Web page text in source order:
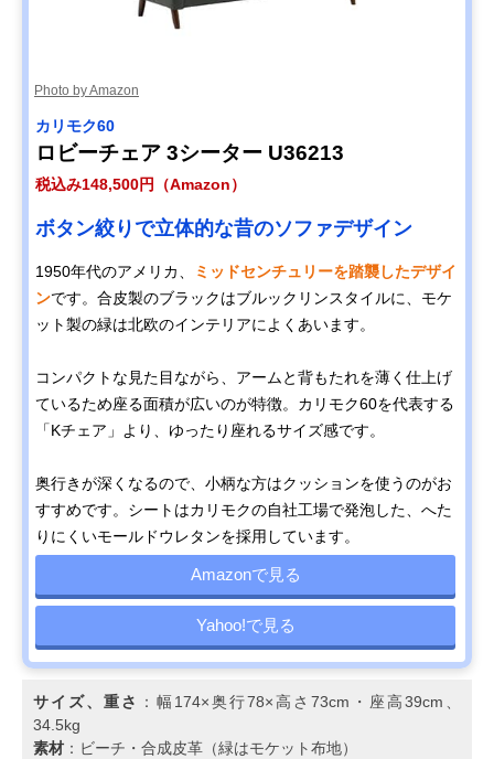
Photo by Amazon
カリモク60
ロビーチェア 3シーター U36213
税込み148,500円（Amazon）
ボタン絞りで立体的な昔のソファデザイン
1950年代のアメリカ、
ミッドセンチュリーを踏襲したデザイ
ンです。合皮製のブラックはブルックリンスタイルに、モケ
ット製の緑は北欧のインテリアによくあいます。
コンパクトな見た目ながら、アームと背もたれを薄く仕上げ
ているため座る面積が広いのが特徴。カリモク60を代表する
「Kチェア」より、ゆったり座れるサイズ感です。
奥行きが深くなるので、小柄な方はクッションを使うのがお
すすめです。シートはカリモクの自社工場で発泡した、へた
りにくいモールドウレタンを採用しています。
Amazonで見る
Yahoo!で見る
サイズ、重さ
：幅174×奥行78×高さ73cm・座高39cm、
34.5kg
素材 ：ビーチ・合成皮革（緑はモケット布地）